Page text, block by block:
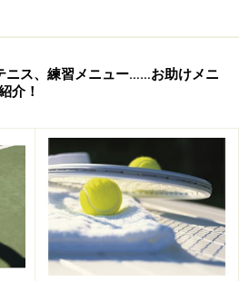
ニス、練習メニュー……お助けメニ
介！